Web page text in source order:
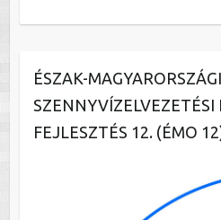
ÉSZAK-MAGYARORSZÁGI
SZENNYVÍZELVEZETÉSI
FEJLESZTÉS 12. (ÉMO